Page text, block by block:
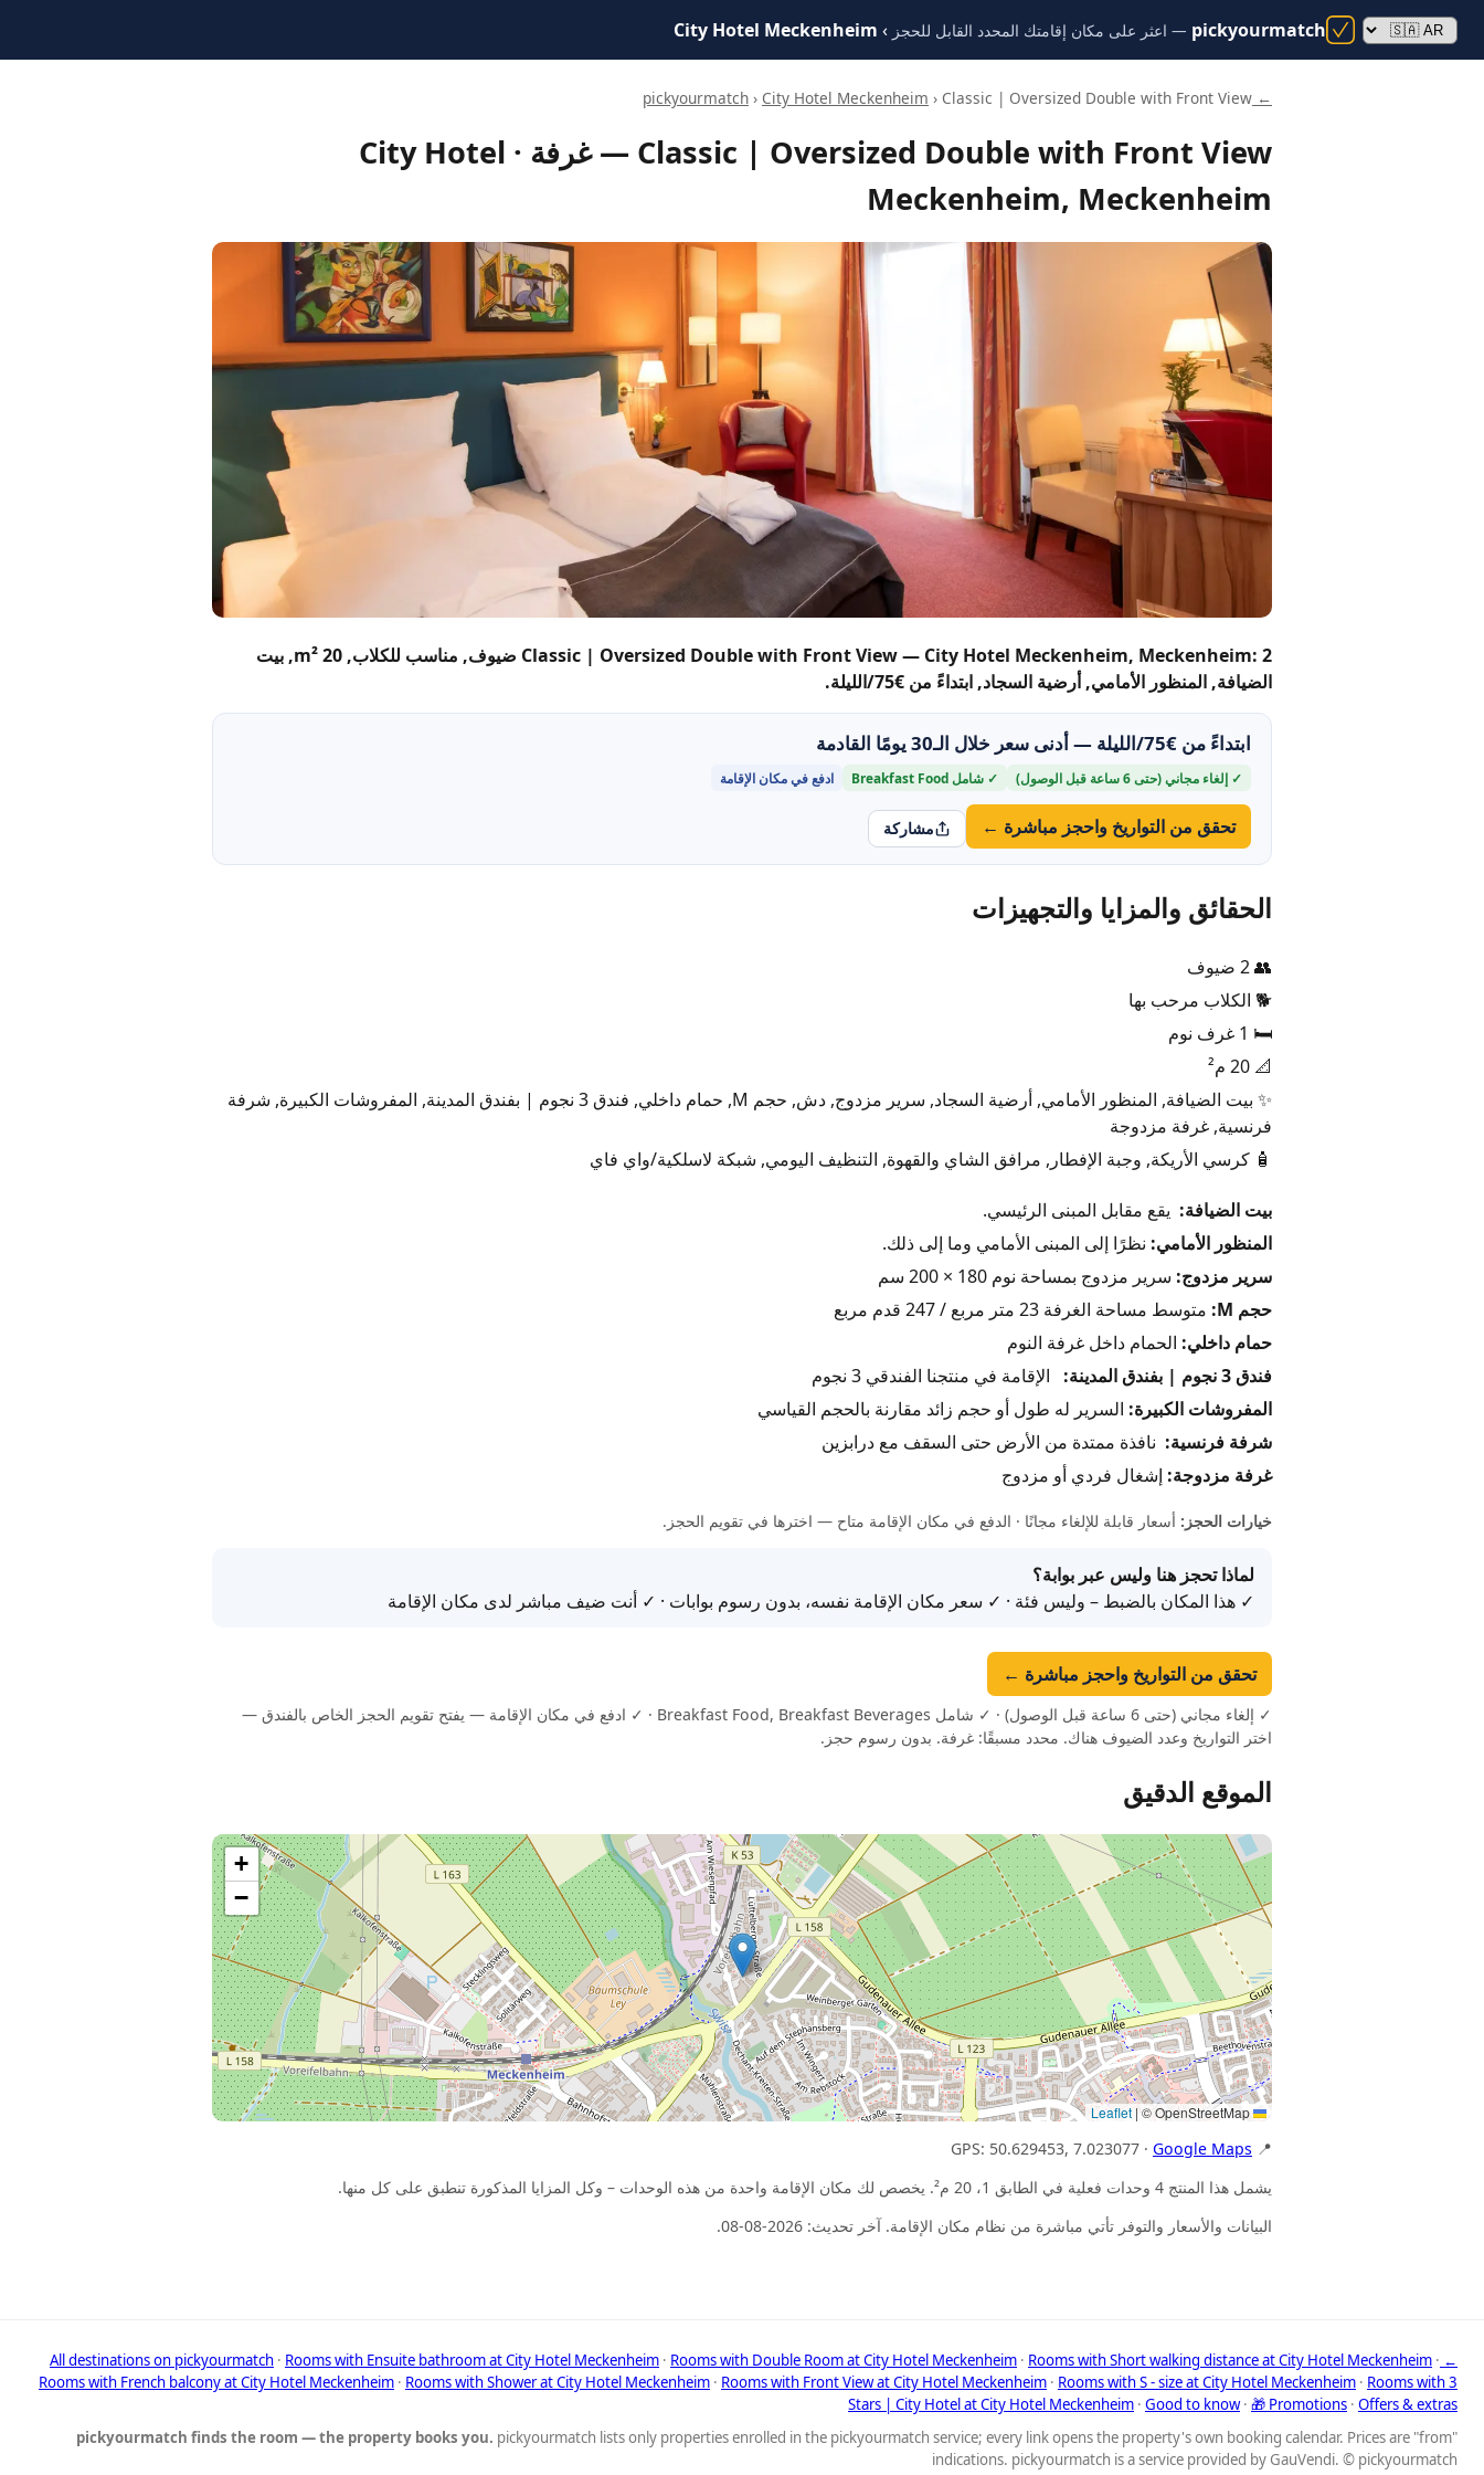
pickyourmatch — اعثر على مكان إقامتك المحدد القابل للحجز ›
City Hotel Meckenheim
← pickyourmatch
› City Hotel Meckenheim › Classic | Oversized Double with Front View
Classic | Oversized Double with Front View — غرفة · City Hotel
Meckenheim, Meckenheim
Classic | Oversized Double with Front View — City Hotel Meckenheim, Meckenheim: 2 ضيوف, مناسب للكلاب, 20 m², بيت
الضيافة, المنظور الأمامي, أرضية السجاد, ابتداءً من €75/الليلة.
ابتداءً من €75/الليلة — أدنى سعر خلال الـ30 يومًا القادمة
✓ إلغاء مجاني (حتى 6 ساعة قبل الوصول) ✓ شامل Breakfast Food ادفع في مكان الإقامة
تحقق من التواريخ واحجز مباشرة ← مشاركة
الحقائق والمزايا والتجهيزات
👥 2 ضيوف
🐕 الكلاب مرحب بها
🛏️ 1 غرف نوم
📐 20 م²
✨ بيت الضيافة, المنظور الأمامي, أرضية السجاد, سرير مزدوج, دش, حجم M, حمام داخلي, فندق 3 نجوم | بفندق المدينة, المفروشات الكبيرة, شرفة
فرنسية, غرفة مزدوجة
🧴 كرسي الأريكة, وجبة الإفطار, مرافق الشاي والقهوة, التنظيف اليومي, شبكة لاسلكية/واي فاي
بيت الضيافة: يقع مقابل المبنى الرئيسي.
المنظور الأمامي: نظرًا إلى المبنى الأمامي وما إلى ذلك.
سرير مزدوج: سرير مزدوج بمساحة نوم 180 × 200 سم
حجم M:
متوسط مساحة الغرفة 23 متر مربع / 247 قدم مربع
حمام داخلي: الحمام داخل غرفة النوم
فندق 3 نجوم | بفندق المدينة:
الإقامة في منتجنا الفندقي 3 نجوم
المفروشات الكبيرة: السرير له طول أو حجم زائد مقارنة بالحجم القياسي
شرفة فرنسية: نافذة ممتدة من الأرض حتى السقف مع درابزين
غرفة مزدوجة: إشغال فردي أو مزدوج
خيارات الحجز: أسعار قابلة للإلغاء مجانًا · الدفع في مكان الإقامة متاح — اخترها في تقويم الحجز.
لماذا تحجز هنا وليس عبر بوابة؟
✓ هذا المكان بالضبط – وليس فئة · ✓ سعر مكان الإقامة نفسه، بدون رسوم بوابات · ✓ أنت ضيف مباشر لدى مكان الإقامة
تحقق من التواريخ واحجز مباشرة ←
✓ إلغاء مجاني (حتى 6 ساعة قبل الوصول) · ✓ شامل Breakfast Food, Breakfast Beverages · ✓ ادفع في مكان الإقامة — يفتح تقويم الحجز الخاص بالفندق —
اختر التواريخ وعدد الضيوف هناك. محدد مسبقًا: غرفة. بدون رسوم حجز.
الموقع الدقيق
+
−
Leaflet
| © OpenStreetMap
📍 GPS: 50.629453, 7.023077 ·
Google Maps
يشمل هذا المنتج 4 وحدات فعلية في الطابق 1، 20 م². يخصص لك مكان الإقامة واحدة من هذه الوحدات – وكل المزايا المذكورة تنطبق على كل منها.
البيانات والأسعار والتوفر تأتي مباشرة من نظام مكان الإقامة. آخر تحديث: 2026-08-08.
← All destinations on pickyourmatch
· Rooms with Ensuite bathroom at City Hotel Meckenheim · Rooms with Double Room at City Hotel Meckenheim · Rooms with Short walking distance at City Hotel Meckenheim ·
Rooms with French balcony at City Hotel Meckenheim · Rooms with Shower at City Hotel Meckenheim · Rooms with Front View at City Hotel Meckenheim · Rooms with S - size at City Hotel Meckenheim · Rooms with 3
Stars | City Hotel at City Hotel Meckenheim · Good to know· 🎁 Promotions · Offers & extras
pickyourmatch finds the room — the property books you. pickyourmatch lists only properties enrolled in the pickyourmatch service; every link opens the property's own booking calendar. Prices are "from"
indications. pickyourmatch is a service provided by GauVendi. © pickyourmatch